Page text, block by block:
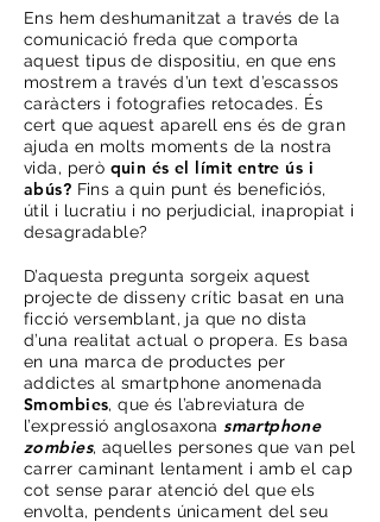
Ens hem deshumanitzat a través de la
comunicació freda que comporta
aquest tipus de dispositiu, en que ens
mostrem a través d’un text d’escassos
caràcters i fotografies retocades. És
cert que aquest aparell ens és de gran
ajuda en molts moments de la nostra
vida, però quin és el límit entre ús i
abús? Fins a quin punt és beneficiós,
útil i lucratiu i no perjudicial, inapropiat i
desagradable?
D’aquesta pregunta sorgeix aquest
projecte de disseny crític basat en una
ficció versemblant, ja que no dista
d’una realitat actual o propera. Es basa
en una marca de productes per
addictes al smartphone anomenada
Smombies, que és l’abreviatura de
l’expressió anglosaxona smartphone
zombies, aquelles persones que van pel
carrer caminant lentament i amb el cap
cot sense parar atenció del que els
envolta, pendents únicament del seu